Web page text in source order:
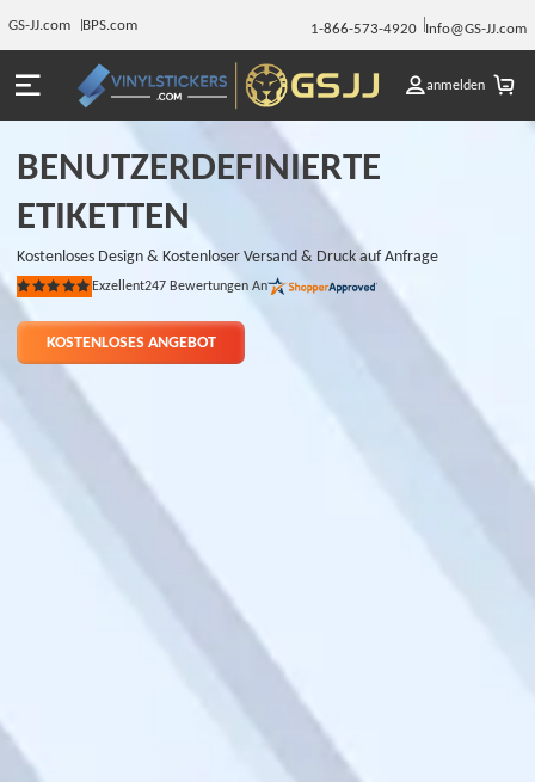
GS-JJ.com BPS.com 1-866-573-4920 Info@GS-JJ.com
anmelden
BENUTZERDEFINIERTE
ETIKETTEN
Kostenloses Design & Kostenloser Versand & Druck auf Anfrage
Bewertet
mit
von
Sternen
Exzellent247 Bewertungen An
KOSTENLOSES ANGEBOT